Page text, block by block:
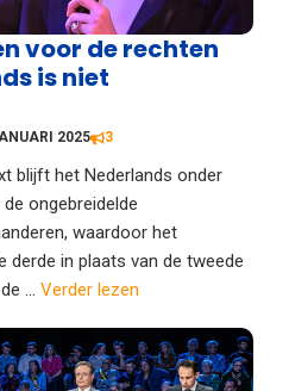
voor de rechten
is niet
2025 3
blijft het Nederlands onder
ongebreidelde
waardoor het
derde in plaats van de tweede
... Verder lezen